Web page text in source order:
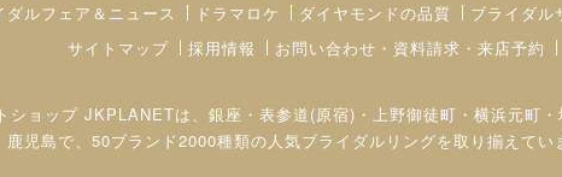
ダルフェア＆ニュース ドラマロケ ダイヤモンドの品質 ブライダル
サイトマップ
採用情報 お問い合わせ・資料請求・来店予約
ョップ JKPLANETは、銀座・表参道(原宿)・上野御徒町・横浜元町
鹿児島で、50ブランド2000種類の人気ブライダルリングを取り揃えてい